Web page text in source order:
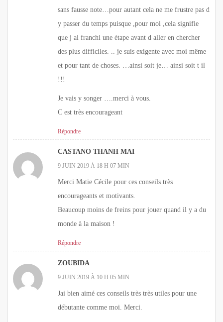
sans fausse note…pour autant cela ne me frustre pas d
y passer du temps puisque ,pour moi ,cela signifie
que j ai franchi une étape avant d aller en chercher
des plus difficiles. .. je suis exigente avec moi même
et pour tant de choses. …ainsi soit je… ainsi soit t il
!!!
Je vais y songer ….merci à vous.
C est très encourageant
Répondre
CASTANO THANH MAI
9 JUIN 2019 À 18 H 07 MIN
Merci Matie Cécile pour ces conseils très
encourageants et motivants.
Beaucoup moins de freins pour jouer quand il y a du
monde à la maison !
Répondre
ZOUBIDA
9 JUIN 2019 À 10 H 05 MIN
Jai bien aimé ces conseils très très utiles pour une
débutante comme moi. Merci.